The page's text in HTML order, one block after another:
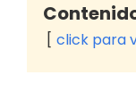
click para